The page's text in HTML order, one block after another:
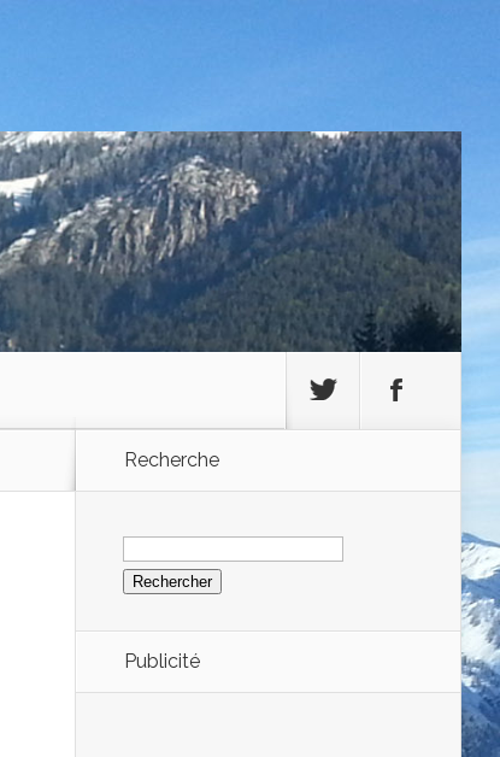
Recherche
Rechercher :
Publicité